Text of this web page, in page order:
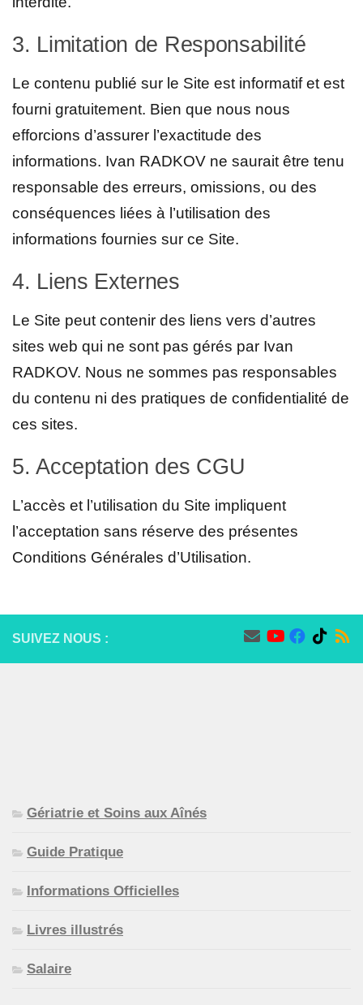
3. Limitation de Responsabilité
Le contenu publié sur le Site est informatif et est
fourni gratuitement. Bien que nous nous
efforcions d’assurer l’exactitude des
informations. Ivan RADKOV ne saurait être tenu
responsable des erreurs, omissions, ou des
conséquences liées à l’utilisation des
informations fournies sur ce Site.
4. Liens Externes
Le Site peut contenir des liens vers d’autres
sites web qui ne sont pas gérés par Ivan
RADKOV. Nous ne sommes pas responsables
du contenu ni des pratiques de confidentialité de
ces sites.
5. Acceptation des CGU
L’accès et l’utilisation du Site impliquent
l’acceptation sans réserve des présentes
Conditions Générales d’Utilisation.
SUIVEZ NOUS :
Gériatrie et Soins aux Aînés
Guide Pratique
Informations Officielles
Livres illustrés
Salaire